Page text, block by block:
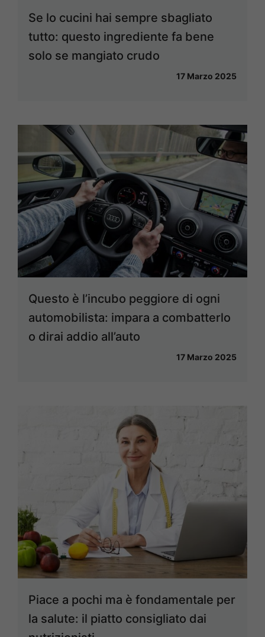
Se lo cucini hai sempre sbagliato
tutto: questo ingrediente fa bene
solo se mangiato crudo
17 Marzo 2025
Questo è l’incubo peggiore di ogni
automobilista: impara a combatterlo
o dirai addio all’auto
17 Marzo 2025
Piace a pochi ma è fondamentale per
la salute: il piatto consigliato dai